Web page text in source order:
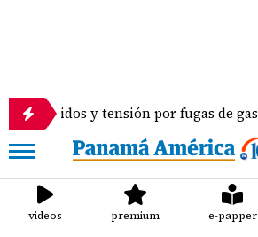
y tensión por fugas de gas
videos premium e-papper